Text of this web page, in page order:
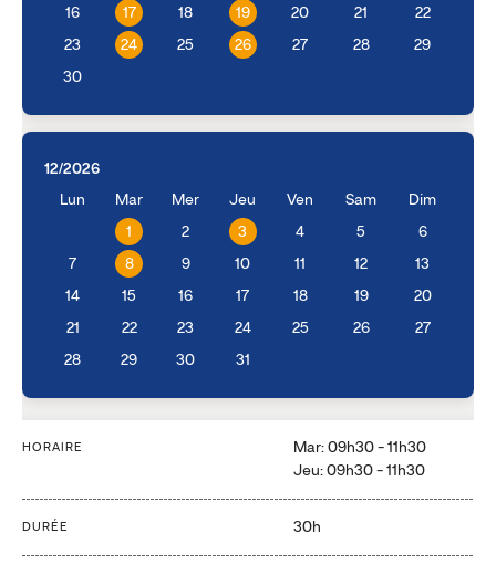
16 17 18 19 20 21 22
23 24 25 26 27 28 29
30
12/2026
Lun
Mar Mer Jeu Ven Sam Dim
1 2 3 4 5 6
7 8 9 10 11 12 13
14 15 16 17 18 19 20
21 22 23 24 25 26 27
28 29 30 31
HORAIRE
Mar: 09h30 - 11h30
Jeu: 09h30 - 11h30
DURÉE 30h